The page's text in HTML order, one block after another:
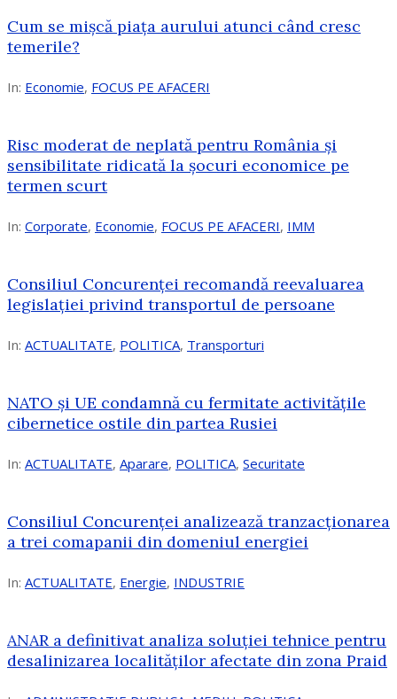
Cum se mișcă piața aurului atunci când cresc
temerile?
In: Economie, FOCUS PE AFACERI
Risc moderat de neplată pentru România și
sensibilitate ridicată la șocuri economice pe
termen scurt
In: Corporate, Economie, FOCUS PE AFACERI, IMM
Consiliul Concurenței recomandă reevaluarea
legislației privind transportul de persoane
In: ACTUALITATE, POLITICA, Transporturi
NATO și UE condamnă cu fermitate activitățile
cibernetice ostile din partea Rusiei
In: ACTUALITATE, Aparare, POLITICA, Securitate
Consiliul Concurenţei analizează tranzacționarea
a trei comapanii din domeniul energiei
In: ACTUALITATE, Energie, INDUSTRIE
ANAR a definitivat analiza soluției tehnice pentru
desalinizarea localităților afectate din zona Praid